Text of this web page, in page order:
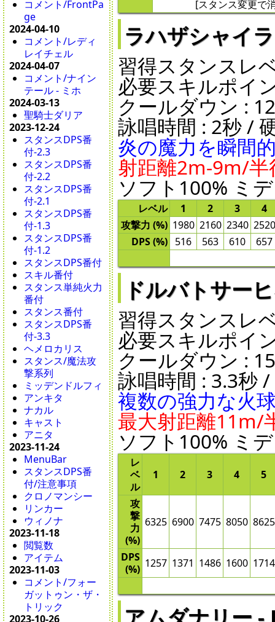
コメント/FrontPa
ge
2024-04-10
コメント/レディ
レイチェル
2024-04-07
コメント/ナイン
テール - ミホ
2024-03-13
聖騎士ダリア
2023-12-24
スタンスDPS番
付-2.3
スタンスDPS番
付-2.2
スタンスDPS番
付-2.1
スタンスDPS番
付-1.3
スタンスDPS番
付-1.2
スタンスDPS番付
スキル番付
スタンス単純火力
番付
スタンス番付
スタンスDPS番
付-3.3
ヘメロカリス
スタンス/魔法攻
撃系列
ミッデンドルフィ
アンキタ
ナカル
キャスト
アニタ
2023-11-24
MenuBar
スタンスDPS番
付/注意事項
クロノマンシー
リンカー
ウィノナ
2023-11-18
閲覧数
アイテム
2023-11-03
コメント/フォー
ガットゥン・ザ・
トリック
2023-10-26
[スタンス変更で
ラハザシャイ
習得スタンスレ
必要スキルポイ
クールダウン :
詠唱時間 : 2秒 /
炎の魔力を瞬間
射距離2m-9m/
ソフト100% ミ
レベル 1 2 3
4
攻撃力 (%) 1980 2160 2340 2520
DPS (%) 516 563 610 657
ドルバトサー
習得スタンスレ
必要スキルポイ
クールダウン :
詠唱時間 : 3.3秒
複数の強力な火
最大射距離11m/
ソフト100% ミ
レ
ベ
ル
1 2 3 4 5
攻
撃
力
(%)
6325 6900 7475 8050 8625
DPS
(%) 1257 1371 1486 1600 1714